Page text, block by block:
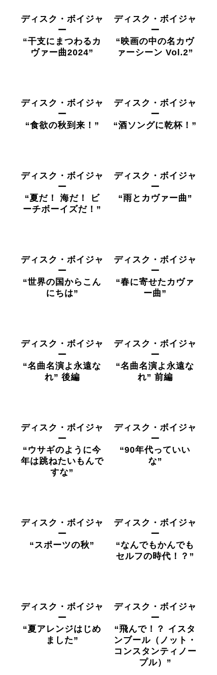
ディスク・ボイジャ
ー
“干支にまつわるカ
ヴァー曲2024”
ディスク・ボイジャ
ー
“映画の中の名カヴ
ァーシーン Vol.2”
ディスク・ボイジャ
ー
“食欲の秋到来！”
ディスク・ボイジャ
ー
“酒ソングに乾杯！”
ディスク・ボイジャ
ー
“夏だ！ 海だ！ ビ
ーチボーイズだ！”
ディスク・ボイジャ
ー
“雨とカヴァー曲”
ディスク・ボイジャ
ー
“世界の国からこん
にちは”
ディスク・ボイジャ
ー
“春に寄せたカヴァ
ー曲”
ディスク・ボイジャ
ー
“名曲名演よ永遠な
れ” 後編
ディスク・ボイジャ
ー
“名曲名演よ永遠な
れ” 前編
ディスク・ボイジャ
ー
“ウサギのように今
年は跳ねたいもんで
すな”
ディスク・ボイジャ
ー
“90年代っていい
な”
ディスク・ボイジャ
ー
“スポーツの秋”
ディスク・ボイジャ
ー
“なんでもかんでも
セルフの時代！？”
ディスク・ボイジャ
ー
“夏アレンジはじめ
ました”
ディスク・ボイジャ
ー
“飛んで！？ イスタ
ンブール（ノット・
コンスタンティノー
プル）”